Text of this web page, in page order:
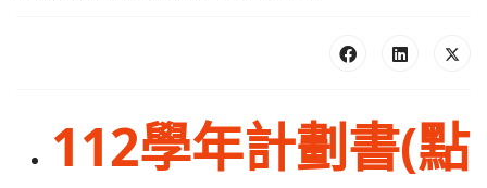
112學年計劃書(點